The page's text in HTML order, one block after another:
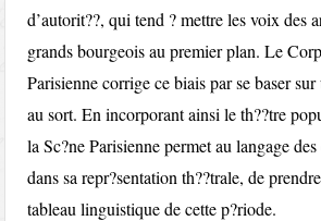
d’autorit??, qui tend ? mettre les voix des
grands bourgeois au premier plan. Le
Parisienne corrige ce biais par se baser
au sort. En incorporant ainsi le th??tre
la Sc?ne Parisienne permet au langage
dans sa repr?sentation th??trale, de
tableau linguistique de cette p?riode.